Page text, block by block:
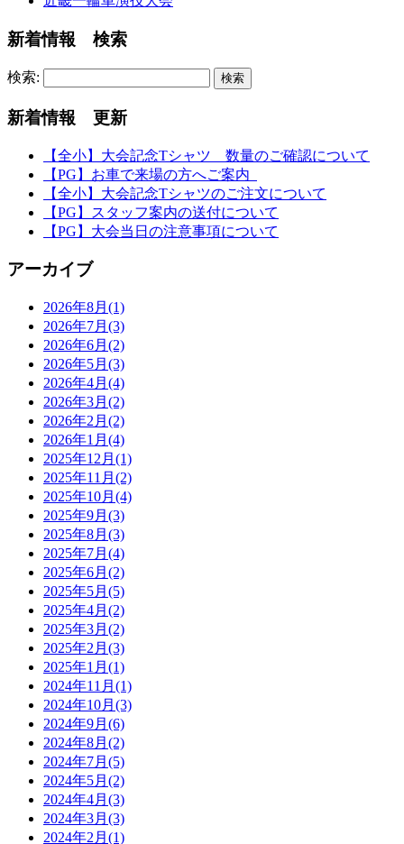
新着情報 検索
検索:
新着情報 更新
【全小】大会記念Tシャツ 数量のご確認について
【PG】お車で来場の方へご案内
【全小】大会記念Tシャツのご注文について
【PG】スタッフ案内の送付について
【PG】大会当日の注意事項について
アーカイブ
2026年8月(1)
2026年7月(3)
2026年6月(2)
2026年5月(3)
2026年4月(4)
2026年3月(2)
2026年2月(2)
2026年1月(4)
2025年12月(1)
2025年11月(2)
2025年10月(4)
2025年9月(3)
2025年8月(3)
2025年7月(4)
2025年6月(2)
2025年5月(5)
2025年4月(2)
2025年3月(2)
2025年2月(3)
2025年1月(1)
2024年11月(1)
2024年10月(3)
2024年9月(6)
2024年8月(2)
2024年7月(5)
2024年5月(2)
2024年4月(3)
2024年3月(3)
2024年2月(1)